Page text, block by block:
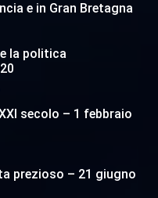
e in Gran Bretagna
la politica
secolo – 1 febbraio
prezioso – 21 giugno